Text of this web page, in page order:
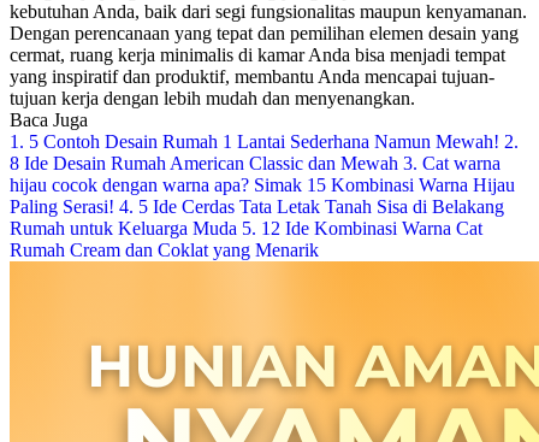
kebutuhan Anda, baik dari segi fungsionalitas maupun kenyamanan.
Dengan perencanaan yang tepat dan pemilihan elemen desain yang
cermat, ruang kerja minimalis di kamar Anda bisa menjadi tempat
yang inspiratif dan produktif, membantu Anda mencapai tujuan-
tujuan kerja dengan lebih mudah dan menyenangkan.
Baca Juga
1. 5 Contoh Desain Rumah 1 Lantai Sederhana Namun Mewah! 2.
8 Ide Desain Rumah American Classic dan Mewah 3. Cat warna
hijau cocok dengan warna apa? Simak 15 Kombinasi Warna Hijau
Paling Serasi! 4. 5 Ide Cerdas Tata Letak Tanah Sisa di Belakang
Rumah untuk Keluarga Muda 5. 12 Ide Kombinasi Warna Cat
Rumah Cream dan Coklat yang Menarik